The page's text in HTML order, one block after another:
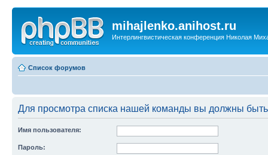
mihajlenko.anihost.ru
Интерлингвистическая конференция Николая
Список форумов
Для просмотра списка нашей команды вы должны
Имя пользователя:
Пароль: